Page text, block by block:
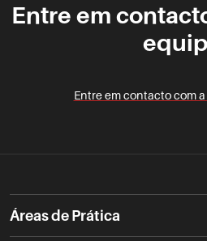
Entre em
Entre em contacto com
Áreas de Prática